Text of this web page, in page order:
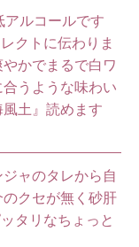
アルコールです
クトに伝わりま
かでまるで白ワ
うような味わい
土』読めます
ャのタレから自
クセが無く砂肝
タリなちょっと